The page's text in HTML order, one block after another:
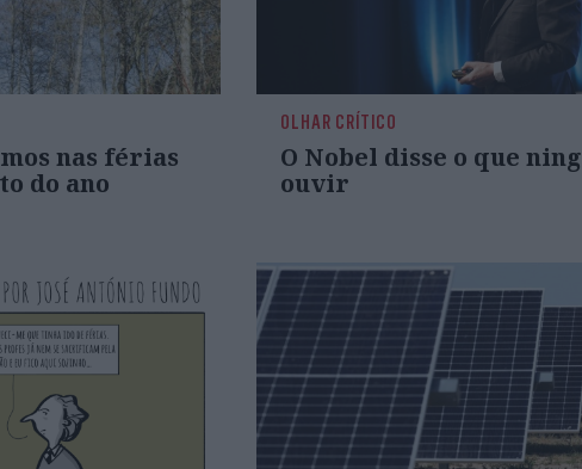
nas férias
do ano
OLHAR CRÍTICO
O Nobel disse o que
ouvir